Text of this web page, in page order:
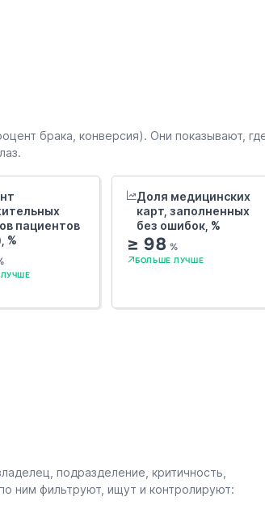
брака, конверсия). Они показывают,
пациентов
%
Доля медицинских
карт, заполненных
без ошибок, %
≥ 98 %
БОЛЬШЕ ЛУЧШЕ
подразделение, критичность,
ним фильтруют, ищут и контролируют: